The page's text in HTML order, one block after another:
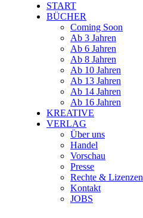
START
BÜCHER
Coming Soon
Ab 3 Jahren
Ab 6 Jahren
Ab 8 Jahren
Ab 10 Jahren
Ab 13 Jahren
Ab 14 Jahren
Ab 16 Jahren
KREATIVE
VERLAG
Über uns
Handel
Vorschau
Presse
Rechte & Lizenzen
Kontakt
JOBS